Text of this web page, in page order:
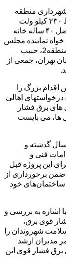
منطقه
۲۰؛ عملیات اجرایی جابجایی و تغییر مسیر خطوط ۲۳۰ کیلو ولت
محله ملک آباد جوانمرد قصاب در راستای حل معضل ۴۰ ساله خانه
نماینده مجلس
شورای اسلامی شهر تهران، رضا شنگی شهردار منطقه2، حبیب
تهران، جمعی از
اقدام بزرگ را
اهالی
های برق فشار
ها، می بایست
گذشته و
فنی و
این پروژه قبل
مردم محله ضمن برخورداری از
ساختمان‌های خود
این مراسم با اشاره به بررسی و
قوی برق،
شهروندان را
مدیران ارشد
برق فشار قوی این